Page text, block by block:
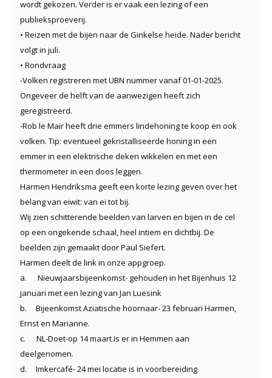
wordt gekozen. Verder is er vaak een lezing of een
publieksproeverij.
• Reizen met de bijen naar de Ginkelse heide. Nader bericht
volgt in juli.
• Rondvraag
-Volken registreren met UBN nummer vanaf 01-01-2025.
Ongeveer de helft van de aanwezigen heeft zich
geregistreerd.
-Rob le Mair heeft drie emmers lindehoning te koop en ook
volken. Tip: eventueel gekristalliseerde honing in een
emmer in een elektrische deken wikkelen en met een
thermometer in een doos leggen.
Harmen Hendriksma geeft een korte lezing geven over het
belang van eiwit: van ei tot bij.
Wij zien schitterende beelden van larven en bijen in de cel
op een ongekende schaal, heel intiem en dichtbij. De
beelden zijn gemaakt door Paul Siefert.
Harmen deelt de link in onze appgroep.
a. Nieuwjaarsbijeenkomst- gehouden in het Bijenhuis 12
januari met een lezing van Jan Luesink
b. Bijeenkomst Aziatische hoornaar- 23 februari Harmen,
Ernst en Marianne.
c. NL-Doet-op 14 maart is er in Hemmen aan
deelgenomen.
d. Imkercafé- 24 mei locatie is in voorbereiding